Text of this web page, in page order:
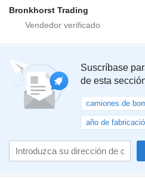
Bronkhorst Trading
Suscríbase
de esta
camiones de
año de